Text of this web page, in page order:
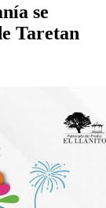
se
Taretan